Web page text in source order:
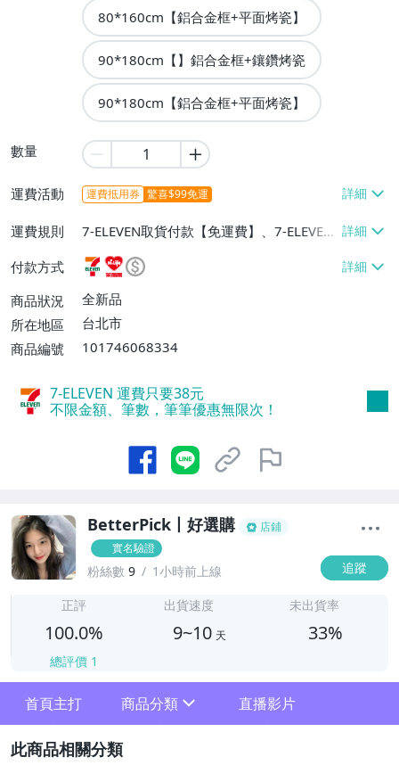
80*160cm【鋁合金框+平面烤瓷】
90*180cm【】鋁合金框+鑲鑽烤瓷
90*180cm【鋁合金框+平面烤瓷】
數量
運費活動 運費抵用券 驚喜$99免運
運費規則
7-ELEVEN取貨付款【免運費】、7-ELEVEN
取貨不付款【免運費】、萊爾富取貨付款
【免運費】、宅配/貨運【免運費】、離島
配送【單件運費$300】
付款方式
商品狀況
全新品
所在地區
台北市
商品編號
101746068334
7-ELEVEN 運費只要38元
不限金額、筆數，筆筆優惠無限次！
BetterPick丨好選購
店鋪
實名驗證
粉絲數 9 1小時前上線 追蹤
正評
100.0%
總評價 1
出貨速度
9~10 天
未出貨率
33%
首頁主打 商品分類
其它
直播影片